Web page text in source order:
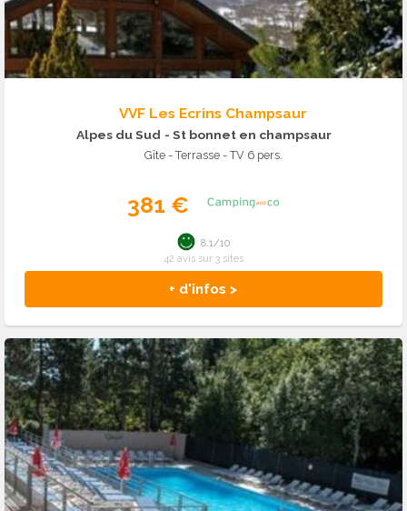
VVF Les Ecrins Champsaur
Alpes du Sud - St bonnet en champsaur
Gîte - Terrasse - TV 6 pers.
381 €
+ d'infos >
8.1/10
42 avis sur 3 sites